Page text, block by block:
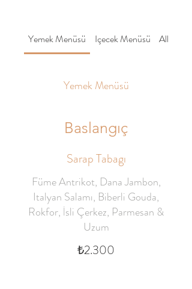
Yemek Menüsü Içecek Menüsü Alkollü
Yemek Menüsü
Baslangıç
Sarap Tabagı
Füme Antrikot, Dana Jambon,
Italyan Salamı, Biberli Gouda,
Rokfor, İsli Çerkez, Parmesan &
Uzum
₺2.300